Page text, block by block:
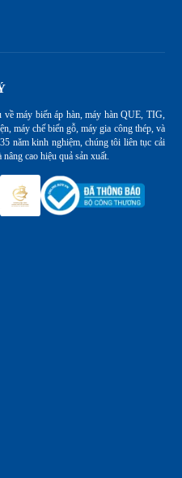
máy biến áp hàn, máy hàn QUE, TIG,
máy chế biến gỗ, máy gia công thép, và
năm kinh nghiệm, chúng tôi liên tục cải
cao hiệu quả sản xuất.